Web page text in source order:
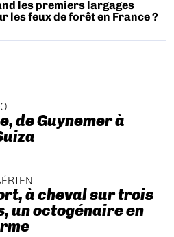
les premiers largages
les feux de forêt en France ?
de Guynemer à
à cheval sur trois
un octogénaire en